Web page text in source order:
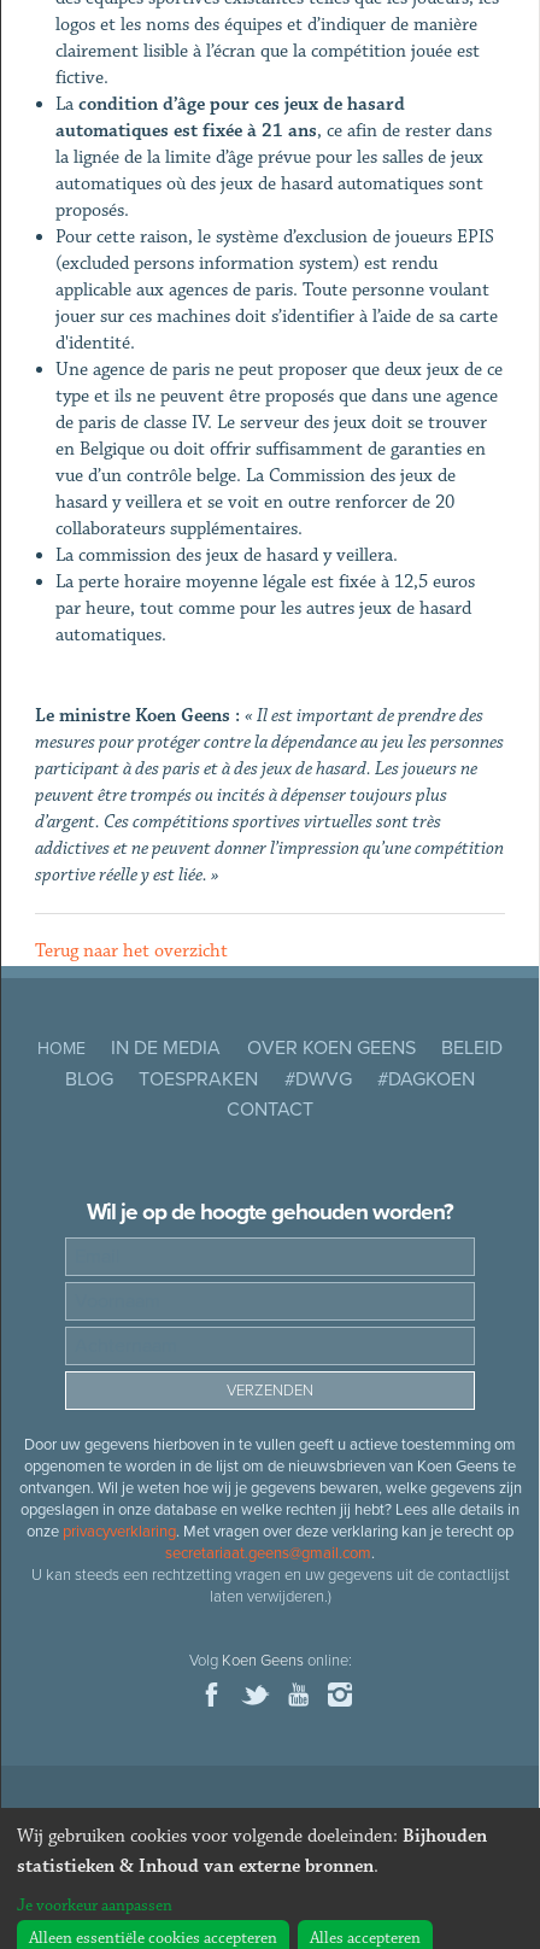
logos et les noms des équipes et d’indiquer de manière
clairement lisible à l’écran que la compétition jouée est
fictive.
Lacondition d’âge pour ces jeux de hasard
automatiques est fixée à 21 ans, ce afin de rester dans
la lignée de la limite d’âge prévue pour les salles de jeux
automatiques où des jeux de hasard automatiques sont
proposés.
Pour cette raison, le système d’exclusion de joueurs EPIS
(excluded persons information system) est rendu
applicable aux agences de paris. Toute personne voulant
jouer sur ces machines doit s’identifier à l’aide de sa carte
d'identité.
Une agence de paris ne peut proposer que deux jeux de ce
type et ils ne peuvent être proposés que dans une agence
de paris de classe IV. Le serveur des jeux doit se trouver
en Belgique ou doit offrir suffisamment de garanties en
vue d’un contrôle belge. La Commission des jeux de
hasard y veillera et se voit en outre renforcer de 20
collaborateurs supplémentaires.
La commission des jeux de hasard y veillera.
La perte horaire moyenne légale est fixée à 12,5 euros
par heure, tout comme pour les autres jeux de hasard
automatiques.
Le ministre Koen Geens : « Il est important de prendre des
mesures pour protéger contre la dépendance au jeu les personnes
participant à des paris et à des jeux de hasard. Les joueurs ne
peuvent être trompés ou incités à dépenser toujours plus
d’argent. Ces compétitions sportives virtuelles sont très
addictives et ne peuvent donner l’impression qu’une compétition
sportive réelle y est liée. »
Terug naar het overzicht
HOME IN DE MEDIA OVER KOEN GEENS
BELEID
BLOG
TOESPRAKEN #DWVG
#DAGKOEN
CONTACT
Wil je op de hoogte gehouden worden?
Door uw gegevens hierboven in te vullen geeft u actieve toestemming om
opgenomen te worden in de lijst om de nieuwsbrieven van Koen Geens te
ontvangen. Wil je weten hoe wij je gegevens bewaren, welke gegevens zijn
opgeslagen in onze database en welke rechten jij hebt? Lees alle details in
onze privacyverklaring. Met vragen over deze verklaring kan je terecht op
secretariaat.geens@gmail.com.
U kan steeds een rechtzetting vragen en uw gegevens uit de contactlijst
laten verwijderen.)
Volg Koen Geensonline:
© 2026Oud-minister en ere-volksvertegenwoordiger Koen
· Alle rechten voorbehouden · Cookies wijzigen
Webdesign&website ontwikkelingdoor Zenjoy in Leuven
Wij gebruiken cookies voor volgende doeleinden: Bijhouden
statistieken & Inhoud van externe bronnen.
Je voorkeur aanpassen
Alleen essentiële cookies accepteren
Alles accepteren